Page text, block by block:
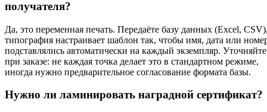
получателя?
Да, это переменная печать. Передаёте базу данных (Excel,
типография настраивает шаблон так, чтобы имя, дата или
подставлялись автоматически на каждый экземпляр. Уточняйте
при заказе: не каждая точка делает это в стандартном режиме,
иногда нужно предварительное согласование формата базы.
Нужно ли ламинировать наградной сертификат?